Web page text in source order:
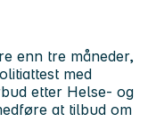
enn tre måneder,
med
etter Helse- og
at tilbud om